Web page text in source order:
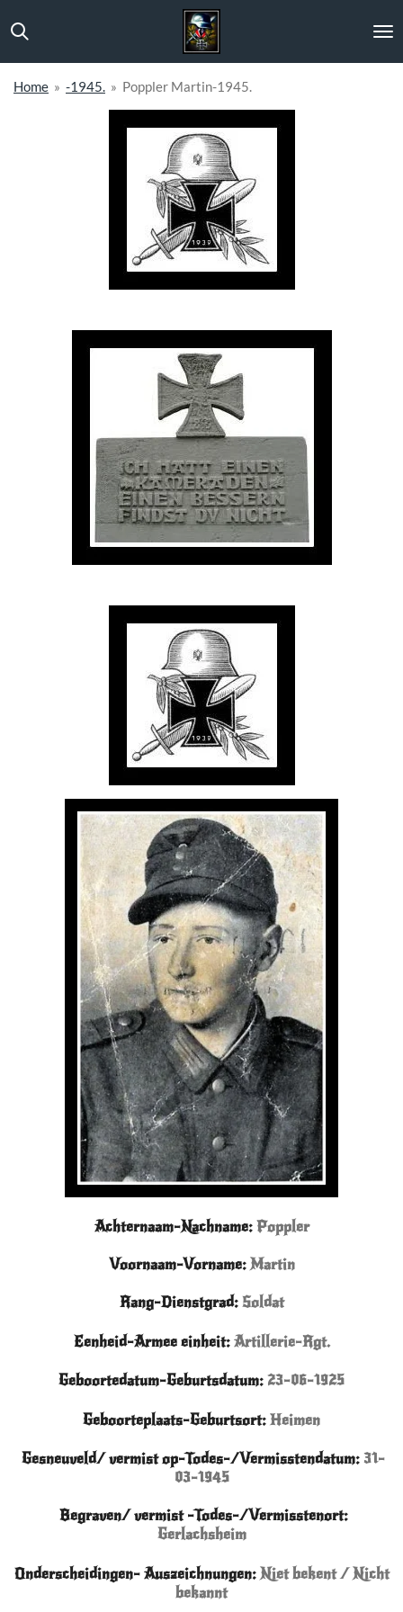
direct
hoofdinhoud
Home » -1945. » Poppler Martin-1945.
Achternaam-Nachname:Poppler
Voornaam-Vorname:Martin
Rang-Dienstgrad: Soldat
Eenheid-Armee einheit:Artillerie-Rgt.
Geboortedatum-Geburtsdatum:23-06-1925
Geboorteplaats-Geburtsort:Heimen
Gesneuveld/ vermist op-Todes-/Vermisstendatum:31-
03-1945
Begraven/ vermist -Todes-/Vermisstenort:
Gerlachsheim
Onderscheidingen- Auszeichnungen:Niet bekent / Nicht
bekannt